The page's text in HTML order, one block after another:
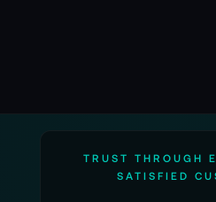
TRUST THROUGH
SATISFIED